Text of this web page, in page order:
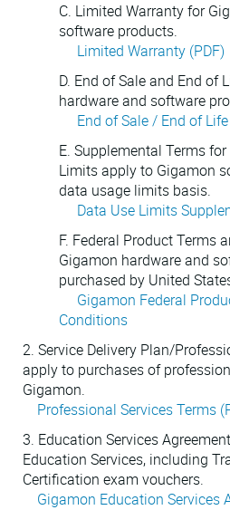
C. Limited Warranty for
software products.
Limited Warranty (PDF)
D. End of Sale and End of
hardware and software
End of Sale / End of
E. Supplemental Terms
Limits apply to Gigamon
data usage limits basis.
Data Use Limits
F. Federal Product Terms
Gigamon hardware and
purchased by United
Gigamon Federal
Conditions
2. Service Delivery Plan/
apply to purchases of
Gigamon.
Professional Services Terms
3. Education Services
Education Services, including
Certification exam vouchers.
Gigamon Education Services